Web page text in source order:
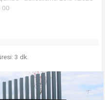
3 dk.